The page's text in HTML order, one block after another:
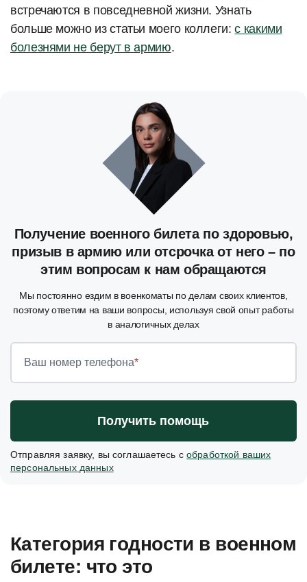
встречаются в повседневной жизни. Узнать
больше можно из статьи моего коллеги:с какими
болезнями не берут в армию.
Получение военного билета по здоровью,
призыв в армию или отсрочка от него – по
этим вопросам к нам обращаются
Мы постоянно ездим в военкоматы по делам своих клиентов,
поэтому ответим на ваши вопросы, используя свой опыт работы
в аналогичных делах
Ваш номер телефона*
Получить помощь
Отправляя заявку, вы соглашаетесь собработкой ваших
персональных данных
Категория годности в военном
билете: что это